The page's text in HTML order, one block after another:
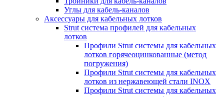
Углы для кабель-каналов
Аксессуары для кабельных лотков
Strut система профилей для кабельных
лотков
Профили Strut системы для кабельных
лотков горячеоцинкованные (метод
погружения)
Профили Strut системы для кабельных
лотков из нержавеющей стали INOX
Профили Strut системы для кабельных